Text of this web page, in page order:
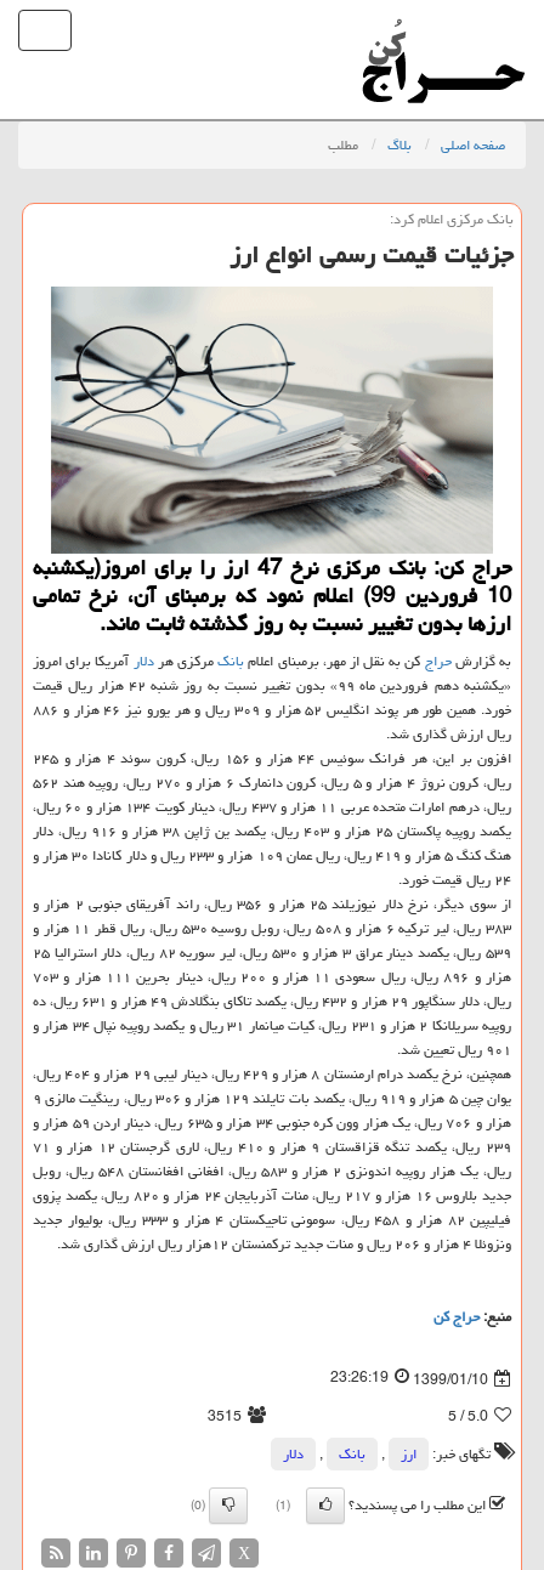
صفحه اصلی بلاگ مطلب
بانك مركزی اعلام كرد:
جزئیات قیمت رسمی انواع ارز
حراج كن: بانك مركزی نرخ 47 ارز را برای امروز(یكشنبه
10 فروردین 99) اعلام نمود كه برمبنای آن، نرخ تمامی
ارزها بدون تغییر نسبت به روز گذشته ثابت ماند.
به گزارشحراجكن به نقل از مهر، برمبنای اعلامبانكمركزی هردلارآمریكا برای امروز
«یكشنبه دهم فروردین ماه ۹۹» بدون تغییر نسبت به روز شنبه ۴۲ هزار ریال قیمت
خورد. همین طور هر پوند انگلیس ۵۲ هزار و ۳۰۹ ریال و هر یورو نیز ۴۶ هزار و ۸۸۶
ریال ارزش گذاری شد.
افزون بر این، هر فرانك سوئیس ۴۴ هزار و ۱۵۶ ریال، كرون سوئد ۴ هزار و ۲۴۵
ریال، كرون نروژ ۴ هزار و ۵ ریال، كرون دانمارك ۶ هزار و ۲۷۰ ریال، روپیه هند ۵۶۲
ریال، درهم امارات متحده عربی ۱۱ هزار و ۴۳۷ ریال، دینار كویت ۱۳۴ هزار و ۶۰ ریال،
یكصد روپیه پاكستان ۲۵ هزار و ۴۰۳ ریال، یكصد ین ژاپن ۳۸ هزار و ۹۱۶ ریال، دلار
هنگ كنگ ۵ هزار و ۴۱۹ ریال، ریال عمان ۱۰۹ هزار و ۲۳۳ ریال و دلار كانادا ۳۰ هزار و
۲۴ ریال قیمت خورد.
از سوی دیگر، نرخ دلار نیوزیلند ۲۵ هزار و ۳۵۶ ریال، راند آفریقای جنوبی ۲ هزار و
۳۸۳ ریال، لیر تركیه ۶ هزار و ۵۰۸ ریال، روبل روسیه ۵۳۰ ریال، ریال قطر ۱۱ هزار و
۵۳۹ ریال، یكصد دینار عراق ۳ هزار و ۵۳۰ ریال، لیر سوریه ۸۲ ریال، دلار استرالیا ۲۵
هزار و ۸۹۶ ریال، ریال سعودی ۱۱ هزار و ۲۰۰ ریال، دینار بحرین ۱۱۱ هزار و ۷۰۳
ریال، دلار سنگاپور ۲۹ هزار و ۴۳۲ ریال، یكصد تاكای بنگلادش ۴۹ هزار و ۶۳۱ ریال، ده
روپیه سریلانكا ۲ هزار و ۲۳۱ ریال، كیات میانمار ۳۱ ریال و یكصد روپیه نپال ۳۴ هزار و
۹۰۱ ریال تعیین شد.
همچنین، نرخ یكصد درام ارمنستان ۸ هزار و ۴۲۹ ریال، دینار لیبی ۲۹ هزار و ۴۰۴ ریال،
یوان چین ۵ هزار و ۹۱۹ ریال، یكصد بات تایلند ۱۲۹ هزار و ۳۰۶ ریال، رینگیت مالزی ۹
هزار و ۷۰۶ ریال، یك هزار وون كره جنوبی ۳۴ هزار و ۶۳۵ ریال، دینار اردن ۵۹ هزار و
۲۳۹ ریال، یكصد تنگه قزاقستان ۹ هزار و ۴۱۰ ریال، لاری گرجستان ۱۲ هزار و ۷۱
ریال، یك هزار روپیه اندونزی ۲ هزار و ۵۸۳ ریال، افغانی افغانستان ۵۴۸ ریال، روبل
جدید بلاروس ۱۶ هزار و ۲۱۷ ریال، منات آذربایجان ۲۴ هزار و ۸۲۰ ریال، یكصد پزوی
فیلیپین ۸۲ هزار و ۴۵۸ ریال، سومونی تاجیكستان ۴ هزار و ۳۳۳ ریال، بولیوار جدید
ونزوئلا ۴ هزار و ۲۰۶ ریال و منات جدید تركمنستان ۱۲هزار ریال ارزش گذاری شد.
منبع:حراج كن
1399/01/10
23:26:19
5.0
/ 5
3515
تگهای خبر:
ارز , بانك ,
دلار
این مطلب را می پسندید؟
(1)
(0)
X